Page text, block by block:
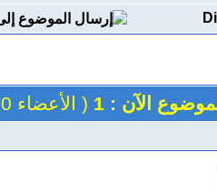
الآن : 1 ( الأعضاء 0 والزوار 1)